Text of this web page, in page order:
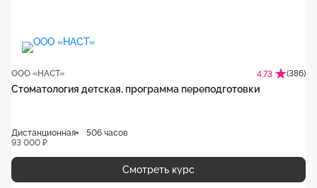
ООО «НАСТ» 4.73 (386)
Стоматология детская, программа переподготовки
Дистанционная
506 часов
93 000 ₽
Смотреть курс